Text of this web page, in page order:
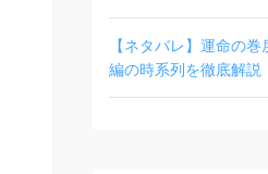
【ネタバレ】運命の
編の時系列を徹底解説